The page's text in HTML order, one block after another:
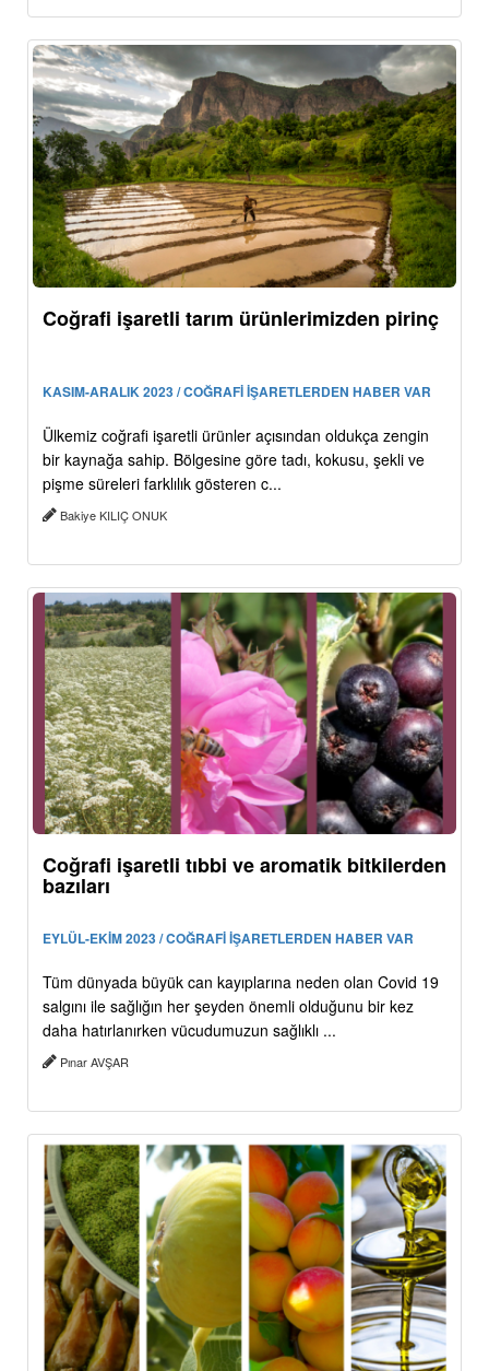
Coğrafi işaretli tarım ürünlerimizden pirinç
KASIM-ARALIK 2023 / COĞRAFİ İŞARETLERDEN HABER VAR
Ülkemiz coğrafi işaretli ürünler açısından oldukça zengin
bir kaynağa sahip. Bölgesine göre tadı, kokusu, şekli ve
pişme süreleri farklılık gösteren c...
Bakiye KILIÇ ONUK
Coğrafi işaretli tıbbi ve aromatik bitkilerden
bazıları
EYLÜL-EKİM 2023 / COĞRAFİ İŞARETLERDEN HABER VAR
Tüm dünyada büyük can kayıplarına neden olan Covid 19
salgını ile sağlığın her şeyden önemli olduğunu bir kez
daha hatırlanırken vücudumuzun sağlıklı ...
Pınar AVŞAR